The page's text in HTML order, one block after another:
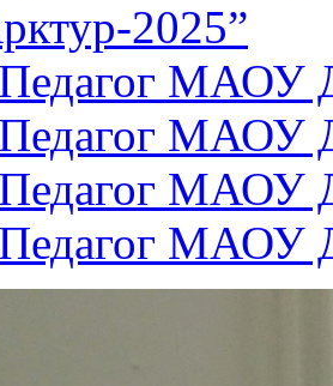
2025”
Педагог МАОУ
Педагог МАОУ
Педагог МАОУ
Педагог МАОУ